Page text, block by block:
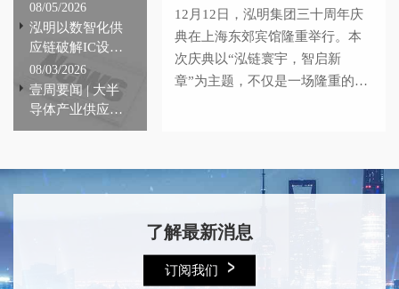
08/05/2026
泓明以数智化供
应链破解IC设计
行业痛点，全链
路提效赋能产业
自主可控
08/03/2026
壹周要闻 | 大半
导体产业供应链
动态#223期
12月12日，泓明集团三十周年庆
典在上海东郊宾馆隆重举行。本
次庆典以“泓链寰宇，智启新
章”为主题，不仅是一场隆重的纪
与宝贵支持，凝结着每一位泓明
人的拼搏与汗水，也离不开众多
建设的持续滋养。
了解最新消息
订阅我们